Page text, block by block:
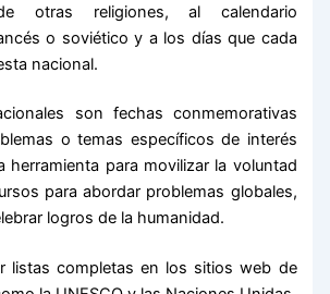
otras religiones, al calendario
o soviético y a los días que cada
nacional.
son fechas conmemorativas
o temas específicos de interés
herramienta para movilizar la voluntad
para abordar problemas globales,
logros de la humanidad.
listas completas en los sitios web de